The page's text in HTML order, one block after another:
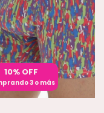
10% OFF
3 o más